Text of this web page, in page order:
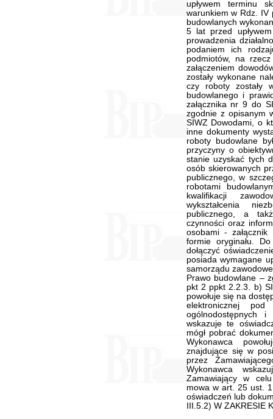
upływem terminu
warunkiem w Rdz.
budowlanych
5 lat przed
prowadzenia
podaniem ich
podmiotów, na
załączeniem
zostały wykonane
czy roboty zostały
budowlanego i
załącznika nr 9 do
zgodnie z opisanym
SIWZ Dowodami, o
inne dokumenty
roboty budowlane
przyczyny o
stanie uzyskać tych
osób skierowanych
publicznego, w
robotami
kwalifikacji
wykształcenia
publicznego, a
czynności oraz
osobami -
formie oryginału.
dołączyć
posiada wymagane
samorządu
Prawo budowlane –
pkt 2 ppkt 2.2.3. b)
powołuje się na
elektronicznej pod
ogólnodostępnych i
wskazuje te
mógł pobrać
Wykonawca
znajdujące się w
przez
Wykonawca
Zamawiający w
mowa w art. 25 ust.
oświadczeń lub
III.5.2) W ZAKRESIE